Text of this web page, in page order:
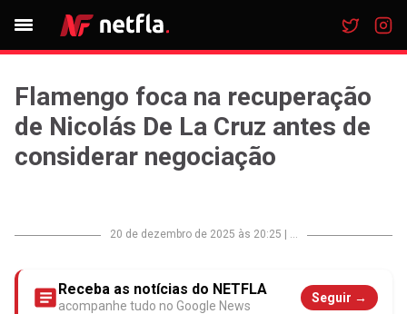
Flamengo foca na recuperação
de Nicolás De La Cruz antes de
considerar negociação
20 de dezembro de 2025 às 20:25 ...
Receba as notícias do NETFLA
acompanhe tudo no Google News
Seguir →